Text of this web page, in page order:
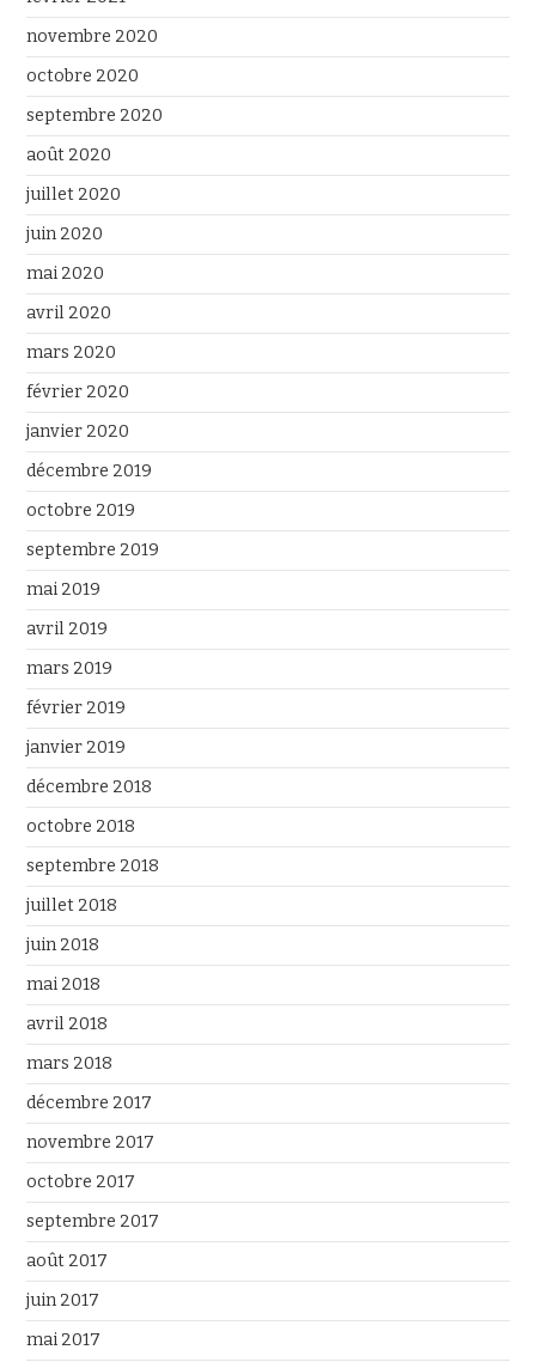
novembre 2020
octobre 2020
septembre 2020
août 2020
juillet 2020
juin 2020
mai 2020
avril 2020
mars 2020
février 2020
janvier 2020
décembre 2019
octobre 2019
septembre 2019
mai 2019
avril 2019
mars 2019
février 2019
janvier 2019
décembre 2018
octobre 2018
septembre 2018
juillet 2018
juin 2018
mai 2018
avril 2018
mars 2018
décembre 2017
novembre 2017
octobre 2017
septembre 2017
août 2017
juin 2017
mai 2017